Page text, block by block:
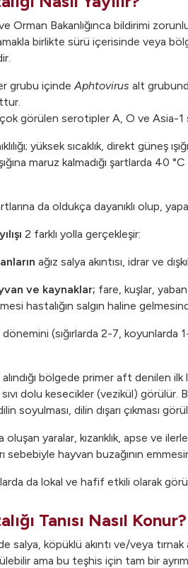
Orman Bakanlığınca bildirimi
birlikte sürü içerisinde veya
grubu içindeAphtovirus alt
görülen serotipler A, O ve Asia-1
yüksek sıcaklık, direkt güneş
maruz kalmadığı şartlarda
da oldukça dayanıklı olup,
2 farklı yolla gerçekleşir:
rın ağız salya akıntısı, idrar ve
ve kaynaklar; fare, kuşlar,
hastalığın salgın haline
(sığırlarda 2-7,
bölgede primer aft denilen ilk
dolu kesecikler (vezikül) görülür.
soyulması, dilin dışarı çıkması
oluşan yaralar, kızarıklık, apse ve
sebebiyle hayvan buzağının
da lokal ve hafif etkili olarak
Tanısı Nasıl Konur?
salya, köpüklü akıntı ve/veya
ama bu teşhis için tam bir